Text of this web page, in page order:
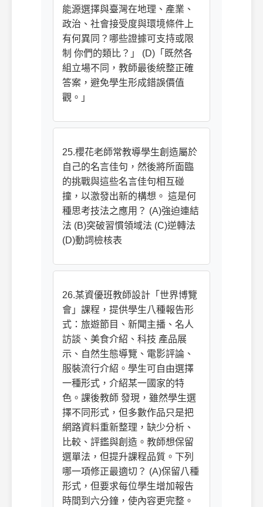
能源選擇與臺灣在地理、產業、
政治、社會接受度與環境條件上
有何異同？哪些證據可支持或限
制 你們的類比？」 (D)「既然各
組立場不同，教師最後統整正確
答案，避免學生形成錯誤價值
觀。」
25.櫻花老師常教導學生創造屬於
自己的名言佳句，然後將所面臨
的挑戰與這些名言佳句相互碰
撞，以激發出新的構想。 這是何
種思考技法之應用？ (A)強迫連結
法 (B)突破習慣領域法 (C)逆轉法
(D)動詞檢核表
26.某資優班教師設計「世界博覽
會」課程，提供學生八種報告形
式：旅遊節目、新聞主播、名人
訪談、美食介紹、科技 產品展
示、自然生態導覽、電影評論、
服裝流行介紹。學生可自由選擇
一種形式，介紹某一國家的特
色。課後教師 發現，雖然學生選
擇不同形式，但多數作品只是把
網路資料重新整理，缺少分析、
比較、評鑑與創造。教師想保留
選單法，但提升課程品質。下列
哪一項修正最適切？ (A)保留八種
形式，但要求每位學生增加報告
時間到六分鐘，使內容更完整。